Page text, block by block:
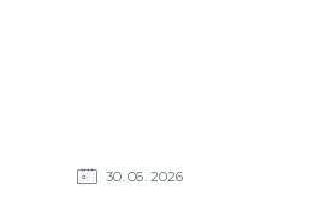
30 06 2026